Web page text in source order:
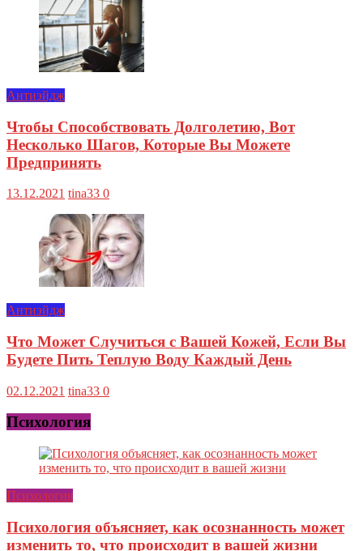
Антиэйдж
Чтобы Способствовать Долголетию, Вот
Несколько Шагов, Которые Вы Можете
Предпринять
13.12.2021 tina33 0
Антиэйдж
Что Может Случиться с Вашей Кожей, Если Вы
Будете Пить Теплую Воду Каждый День
02.12.2021 tina33 0
Психология
Психология
Психология объясняет, как осознанность может
изменить то, что происходит в вашей жизни